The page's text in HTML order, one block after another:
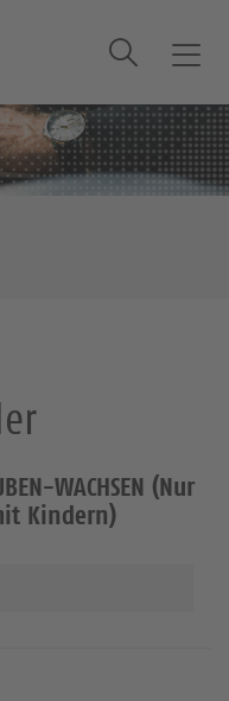
T
g
g
l
n
Suche
WACHSEN (Nur
Kindern)